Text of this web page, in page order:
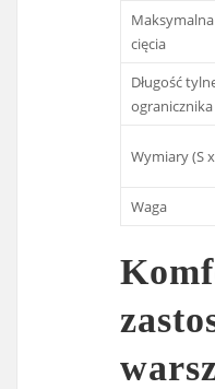
cięcia
Długość
ogranicznika
Wymiary (S
Waga